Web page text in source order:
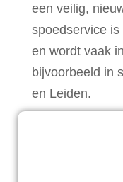
een veilig,
spoedservice
en wordt vaak
bijvoorbeeld in
en Leiden.